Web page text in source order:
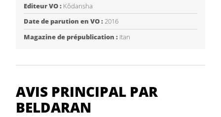
Editeur VO : Kôdansha
Date de parution en VO : 2016
Magazine de prépublication : Itan
AVIS PRINCIPAL PAR
BELDARAN